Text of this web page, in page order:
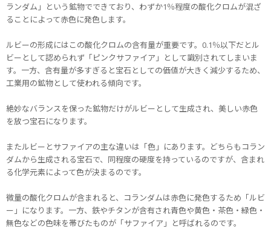
ランダム」という鉱物でできており、わずか1％程度の酸化クロムが混ざ
ることによって赤色に発色します。
ルビーの形成にはこの酸化クロムの含有量が重要です。0.1％以下だとル
ビーとして認められず「ピンクサファイア」として識別されてしまいま
す。一方、含有量が多すぎると宝石としての価値が大きく減少するため、
工業用の鉱物として使われる傾向です。
絶妙なバランスを保った鉱物だけがルビーとして生成され、美しい赤色
を放つ宝石になります。
またルビーとサファイアの主な違いは「色」にあります。どちらもコラン
ダムから生成される宝石で、同程度の硬度を持っているのですが、含まれ
る化学元素によって色が決まるのです。
微量の酸化クロムが含まれると、コランダムは赤色に発色するため「ルビ
ー」になります。一方、鉄やチタンが含有され青色や黄色・茶色・緑色・
無色などの色味を帯びたものが「サファイア」と呼ばれるのです。